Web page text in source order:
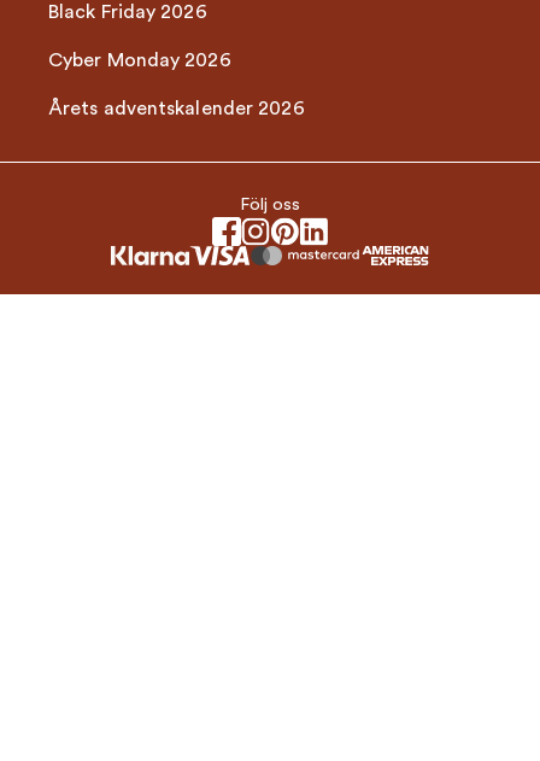
Black Friday 2026
Cyber Monday 2026
Årets adventskalender 2026
Följ oss